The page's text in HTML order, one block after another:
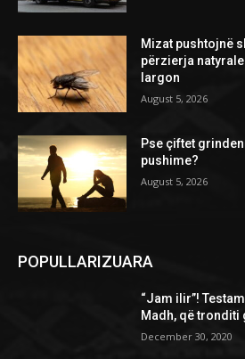
Mizat pushtojnë
përzierja
largon
August 5, 2026
Pse çiftet
pushime?
August 5, 2026
POPULLARIZUARA
“Jam ilir”!
Madh, që tronditi
December 30, 2020